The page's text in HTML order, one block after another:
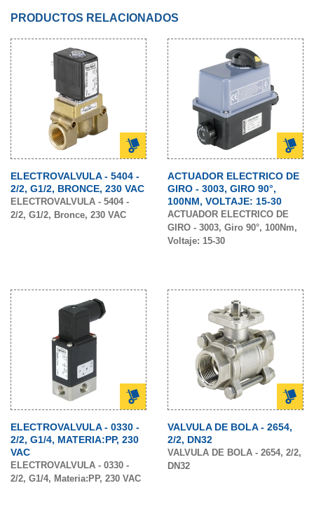
PRODUCTOS RELACIONADOS
ELECTROVALVULA - 5404 -
2/2, G1/2, BRONCE, 230 VAC
ELECTROVALVULA - 5404 -
2/2, G1/2, Bronce, 230 VAC
ACTUADOR ELECTRICO DE
GIRO - 3003, GIRO 90°,
100NM, VOLTAJE: 15-30
ACTUADOR ELECTRICO DE
GIRO - 3003, Giro 90°, 100Nm,
Voltaje: 15-30
ELECTROVALVULA - 0330 -
2/2, G1/4, MATERIA:PP, 230
VAC
ELECTROVALVULA - 0330 -
2/2, G1/4, Materia:PP, 230 VAC
VALVULA DE BOLA - 2654,
2/2, DN32
VALVULA DE BOLA - 2654, 2/2,
DN32